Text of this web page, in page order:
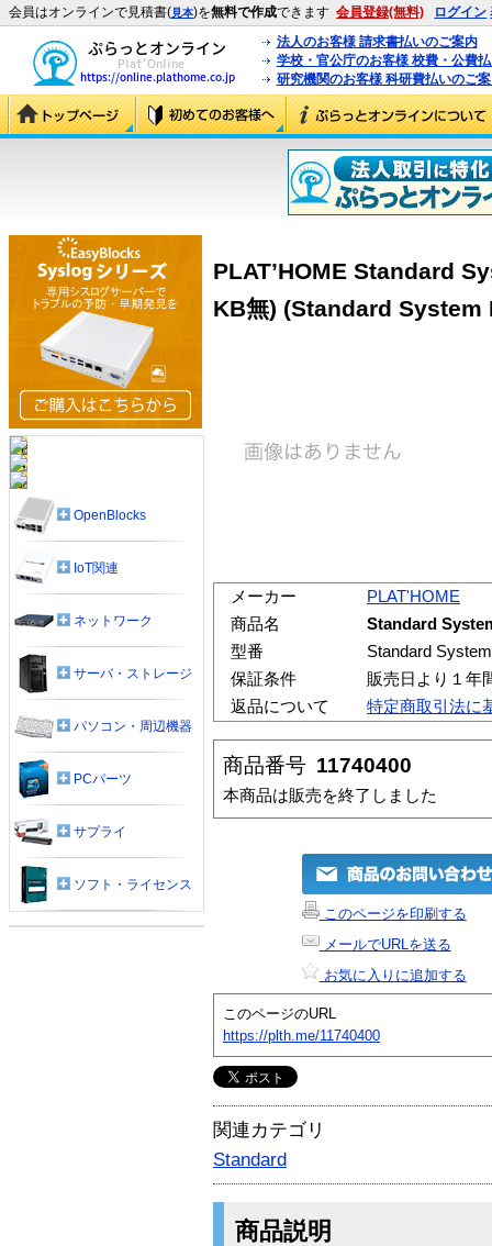
会員はオンラインで見積書(見本)を無料で作成できます 会員登録(無料) ログイン
法人のお客様 請求書払いのご案内
学校・官公庁のお客様 校費・公費
研究機関のお客様 科研費払いのご
PLAT’HOME Standard
KB無) (Standard System
メーカー
PLAT'HOME
商品名
Standard
型番
Standard
保証条件
販売日より１年
返品について
特定商取引法に
商品番号 11740400
本商品は販売を終了しました
このページを印刷する
メールでURLを送る
お気に入りに追加する
このページのURL
https://plth.me/11740400
関連カテゴリ
Standard
商品説明
OpenBlocks
IoT関連
ネットワーク
サーバ・ストレージ
パソコン・周辺機器
PCパーツ
サプライ
ソフト・ライセンス